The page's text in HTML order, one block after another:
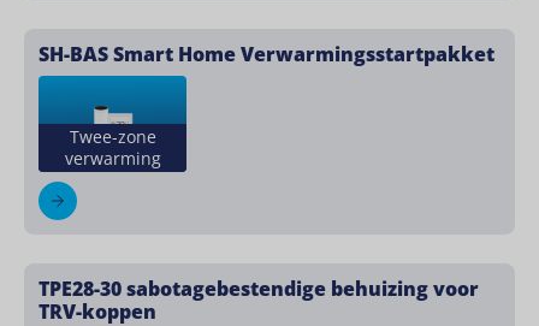
SH-BAS Smart Home Verwarmingsstartpakket
Twee-zone
verwarming
TPE28-30 sabotagebestendige behuizing voor
TRV-koppen